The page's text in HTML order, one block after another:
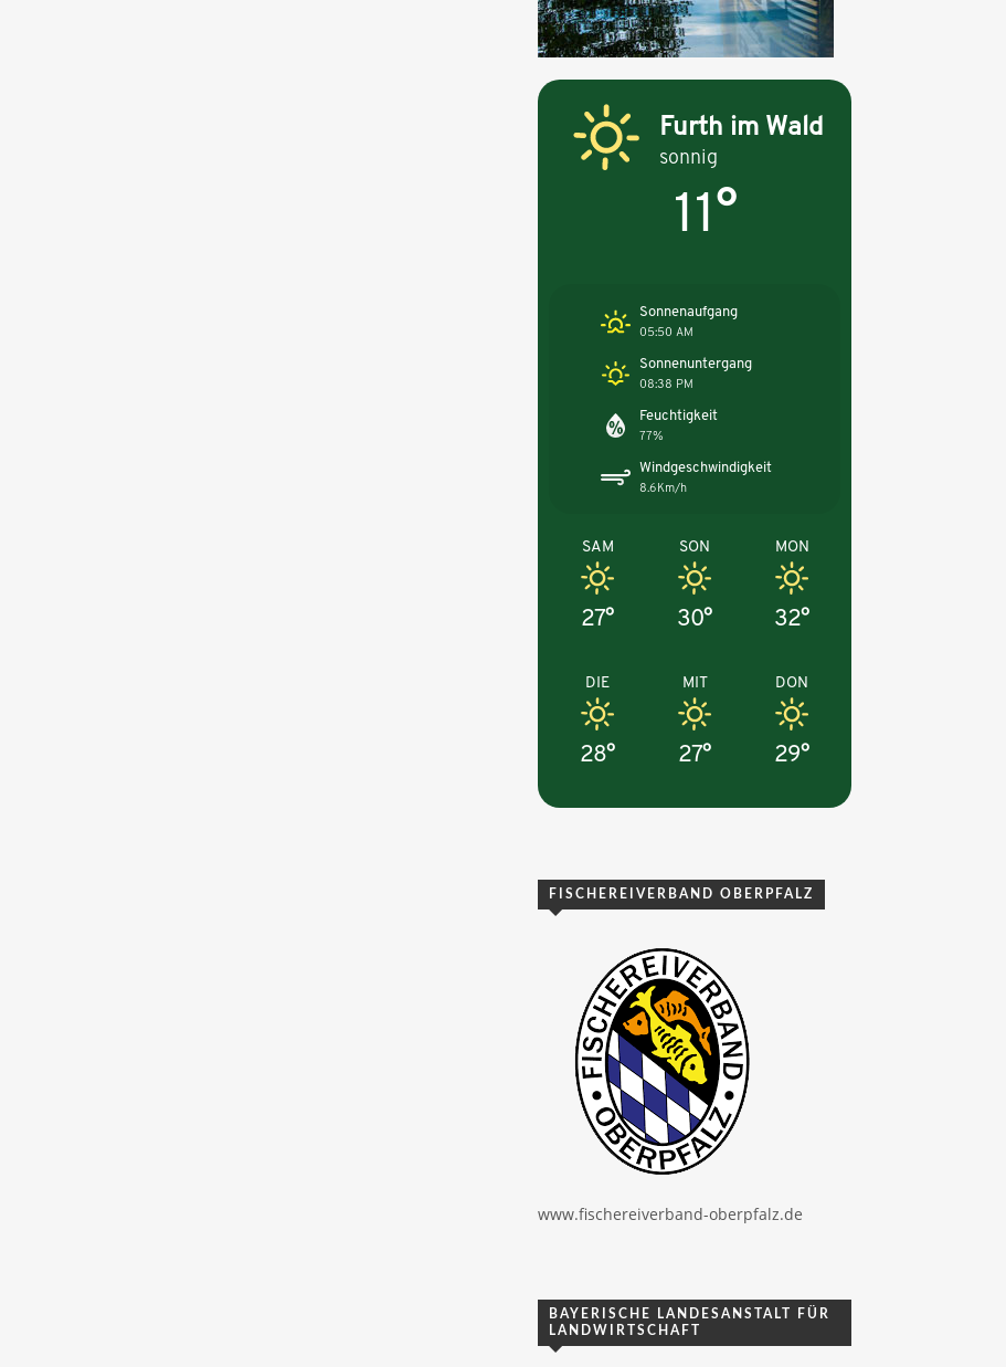
Furth im Wald
sonnig
11°
Sonnenaufgang
05:50 AM
Sonnenuntergang
08:38 PM
Feuchtigkeit
77%
Windgeschwindigkeit
8.6Km/h
SAM
27°
SON
30°
MON
32°
DIE
28°
MIT
27°
DON
29°
FISCHEREIVERBAND OBERPFALZ
www.fischereiverband-oberpfalz.de
BAYERISCHE LANDESANSTALT FÜR
LANDWIRTSCHAFT